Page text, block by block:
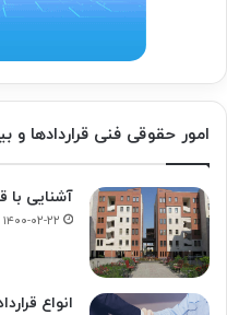
امور حقوقی فنی قراردادها و
آشنایی با
۱۴۰۰-۰۲-۲۲
انواع